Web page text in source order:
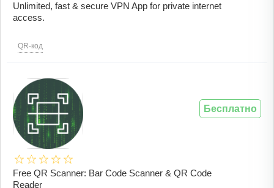
Unlimited, fast & secure VPN App for private internet
access.
QR-код
Free QR Scanner: Bar Code Scanner & QR Code
Reader
Бесплатно